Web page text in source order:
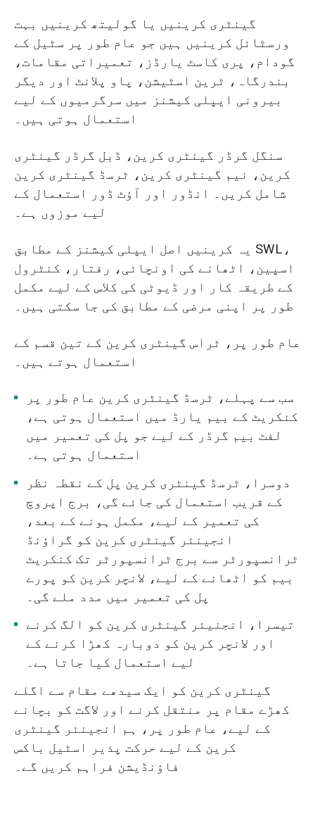
گینٹری کرینیں یا گولیتھ کرینیں بہت
ورسٹائل کرینیں ہیں جو عام طور پر سٹیل کے
گودام، پری کاسٹ یارڈز، تعمیراتی مقامات،
بندرگاہ، ٹرین اسٹیشن، پاو پلانٹ اور دیگر
بیرونی ایپلی کیشنز میں سرگرمیوں کے لیے
سنگل گرڈر گینٹری کرین، ڈبل گرڈر گینٹری
کرین، نیم گینٹری کرین، ٹرسڈ گینٹری کرین
شامل کریں۔ انڈور اور آؤٹ ڈور استعمال کے
لیے موزوں ہے۔
یہ کرینیں اصل ایپلی کیشنز کے مطابق SWL،
اسپین، اٹھانے کی اونچائی، رفتار، کنٹرول
کے طریقہ کار اور ڈیوٹی کی کلاس کے لیے مکمل
طور پر اپنی مرضی کے مطابق کی جا سکتی ہیں۔
عام طور پر، ٹراس گینٹری کرین کے تین قسم کے
استعمال ہوتے ہیں۔
سب سے پہلے، ٹرسڈ گینٹری کرین عام طور پر
کنکریٹ کے بیم یارڈ میں استعمال ہوتی ہے،
لفٹ بیم گرڈر کے لیے جو پل کی تعمیر میں
دوسرا، ٹرسڈ گینٹری کرین پل کے نقطہ نظر
کے قریب استعمال کی جائے گی، برج اپروچ
کی تعمیر کے لیے، مکمل ہونے کے بعد،
انجینئر گینٹری کرین کو گراؤنڈ
ٹرانسپورٹر سے برج ٹرانسپورٹر تک کنکریٹ
بیم کو اٹھانے کے لیے، لانچر کرین کو پورے
پل کی تعمیر میں مدد ملے گی۔
تیسرا، انجنیئر گینٹری کرین کو الگ کرنے
اور لانچر کرین کو دوبارہ کھڑا کرنے کے
لیے استعمال کیا جاتا ہے۔
گینٹری کرین کو ایک سیدھے مقام سے اگلے
کھڑے مقام پر منتقل کرنے اور لاگت کو بچانے
کے لیے، عام طور پر، ہم انجینئر گینٹری
کرین کے لیے حرکت پذیر اسٹیل باکس
فاؤنڈیشن فراہم کریں گے۔